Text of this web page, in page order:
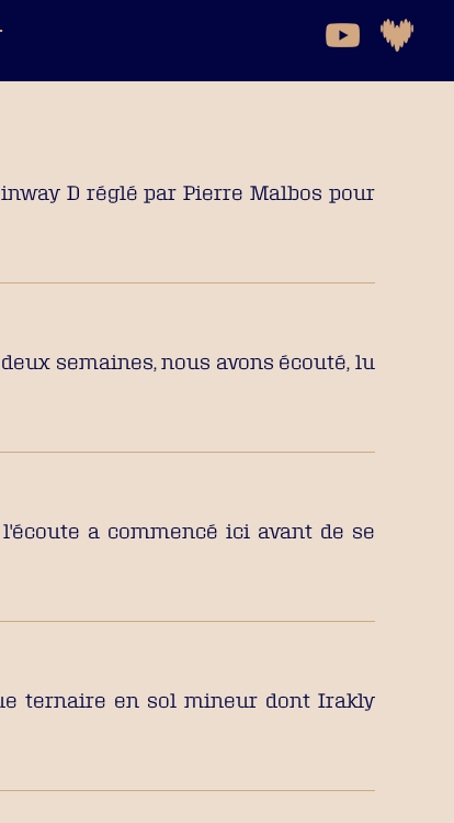
D réglé par Pierre Malbos pour
semaines, nous avons écouté, lu
a commencé ici avant de se
ternaire en sol mineur dont Irakly